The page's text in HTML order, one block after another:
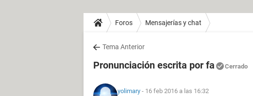
Foros Mensajerías y chat
Tema Anterior
Pronunciación escrita por fa Cerrado
yolimary - 16 feb 2016 a las 16:32